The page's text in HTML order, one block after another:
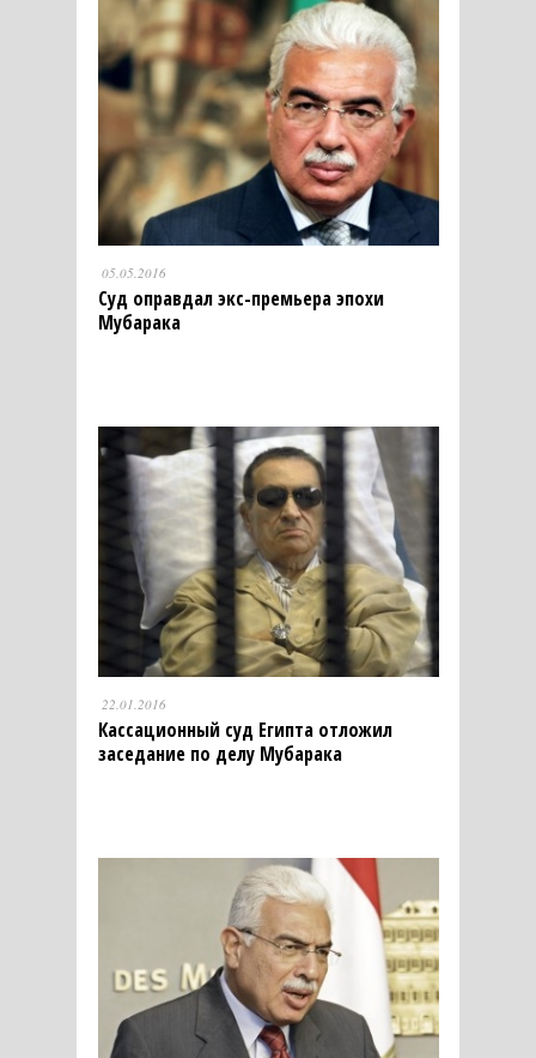
05.05.2016
Суд оправдал экс-премьера эпохи
Мубарака
22.01.2016
Кассационный суд Египта отложил
заседание по делу Мубарака